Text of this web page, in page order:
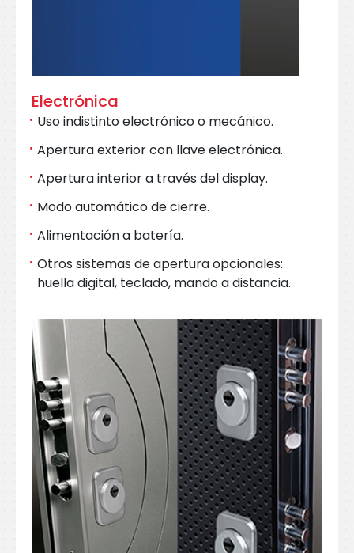
Electrónica
Uso indistinto electrónico o mecánico.
Apertura exterior con llave electrónica.
Apertura interior a través del display.
Modo automático de cierre.
Alimentación a batería.
Otros sistemas de apertura opcionales:
huella digital, teclado, mando a distancia.